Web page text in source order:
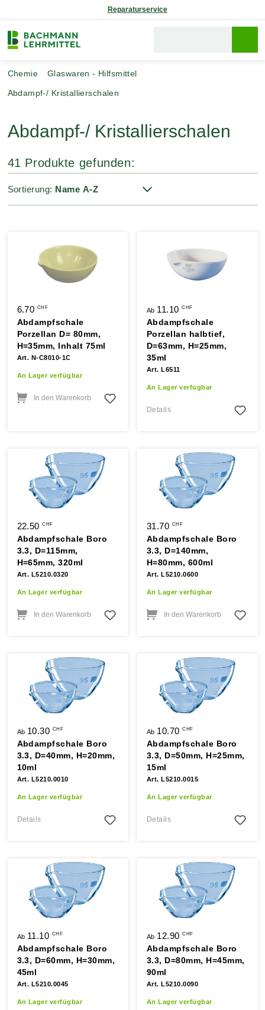
Reparaturservice
Chemie Glaswaren - Hilfsmittel
Abdampf-/ Kristallierschalen
Abdampf-/ Kristallierschalen
41 Produkte gefunden:
Sortierung:
6.70 CHF
Abdampfschale
Porzellan D= 80mm,
H=35mm, Inhalt 75ml
Art. N-C8010-1C
An Lager verfügbar
In den Warenkorb
Ab 11.10CHF
Abdampfschale
Porzellan halbtief,
D=63mm, H=25mm,
35ml
Art. L6511
An Lager verfügbar
Details
22.50CHF
Abdampfschale Boro
3.3, D=115mm,
H=65mm, 320ml
Art. L5210.0320
An Lager verfügbar
In den Warenkorb
31.70 CHF
Abdampfschale Boro
3.3, D=140mm,
H=80mm, 600ml
Art. L5210.0600
An Lager verfügbar
In den Warenkorb
Ab 10.30 CHF
Abdampfschale Boro
3.3, D=40mm, H=20mm,
10ml
Art. L5210.0010
An Lager verfügbar
Details
Ab 10.70CHF
Abdampfschale Boro
3.3, D=50mm, H=25mm,
15ml
Art. L5210.0015
An Lager verfügbar
Details
Ab 11.10 CHF
Abdampfschale Boro
3.3, D=60mm, H=30mm,
45ml
Art. L5210.0045
An Lager verfügbar
Ab 12.90CHF
Abdampfschale Boro
3.3, D=80mm, H=45mm,
90ml
Art. L5210.0090
An Lager verfügbar